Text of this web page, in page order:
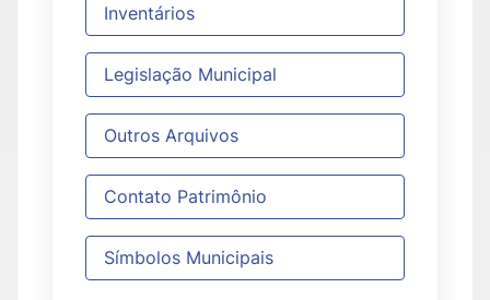
Inventários
Legislação Municipal
Outros Arquivos
Contato Patrimônio
Símbolos Municipais